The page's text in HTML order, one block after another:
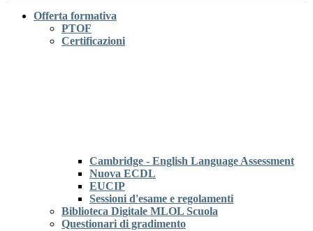
Offerta formativa
PTOF
Certificazioni
Cambridge - English Language Assessment
Nuova ECDL
EUCIP
Sessioni d'esame e regolamenti
Biblioteca Digitale MLOL Scuola
Questionari di gradimento